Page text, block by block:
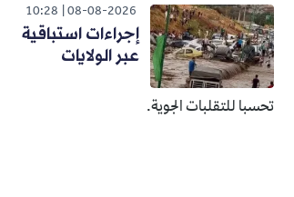
08-08-2026
10:28
إجراءات استباقية
عبر الولايات
تحسبا للتقلبات الجوية.